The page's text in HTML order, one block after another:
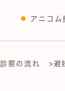
アニコ
察の流れ >避